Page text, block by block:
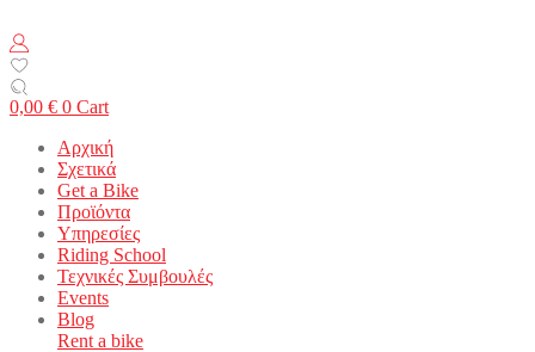
0,00 € 0 Cart
Αρχική
Σχετικά
Get a Bike
Προϊόντα
Υπηρεσίες
Riding School
Τεχνικές Συμβουλές
Events
Blog
Rent a bike